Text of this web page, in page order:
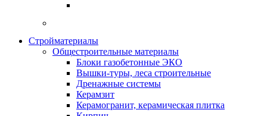
Стройматериалы
Oбщестроительные материалы
Блоки газобетонные ЭКО
Вышки-туры, леса строительные
Дренажные системы
Керамзит
Керамогранит, керамическая плитка